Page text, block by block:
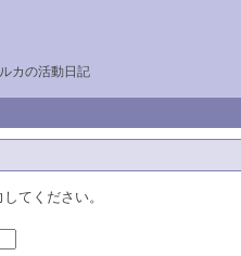
カの活動日記
てください。